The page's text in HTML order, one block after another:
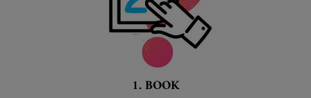
1. BOOK